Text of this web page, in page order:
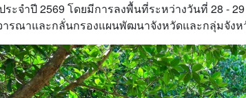
ะจำปี 2569 โดยมีการลงพื้นที่ระหว่างวันที่ 28 -
รณาและกลั่นกรองแผนพัฒนาจังหวัดและกลุ่มจังห